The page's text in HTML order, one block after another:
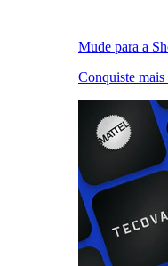
Mude para a
Conquiste mais